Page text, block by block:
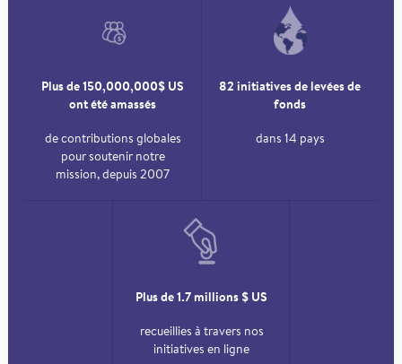
Plus de 150,000,000$ US
ont été amassés
de contributions globales
pour soutenir notre
mission, depuis 2007
82 initiatives de levées de
fonds
dans 14 pays
Plus de 1.7 millions $ US
recueillies à travers nos
initiatives en ligne